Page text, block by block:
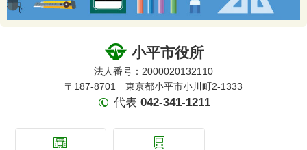
小平市役所
法人番号：2000020132110
〒187-8701 東京都小平市小川町2-1333
代表 042-341-1211